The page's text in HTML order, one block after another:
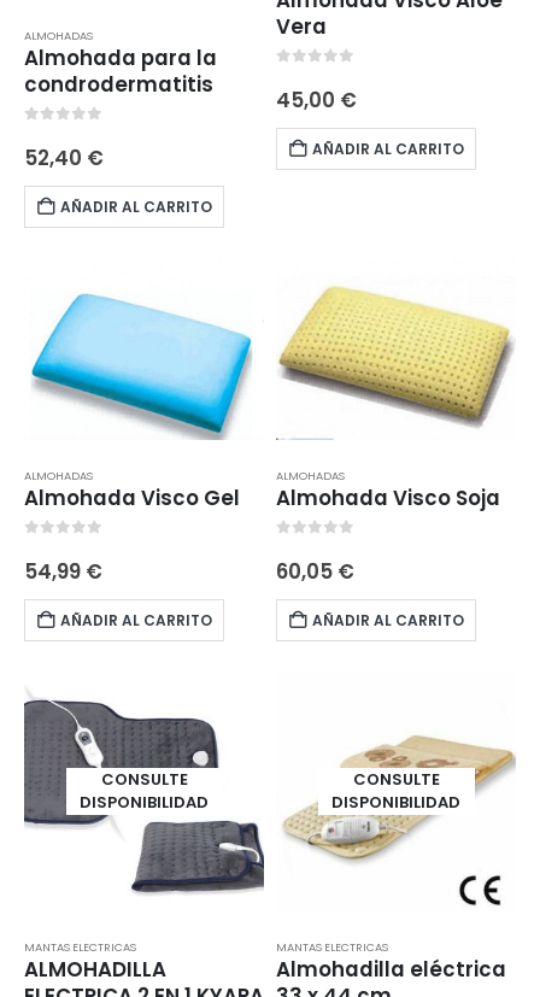
ALMOHADAS
Almohada para la
condrodermatitis
52,40 €
AÑADIR AL CARRITO
Vera
45,00 €
AÑADIR AL CARRITO
ALMOHADAS
Almohada Visco Gel
54,99 €
AÑADIR AL CARRITO
ALMOHADAS
Almohada Visco Soja
60,05 €
AÑADIR AL CARRITO
CONSULTE
DISPONIBILIDAD
MANTAS ELECTRICAS
ALMOHADILLA
CONSULTE
DISPONIBILIDAD
MANTAS ELECTRICAS
Almohadilla eléctrica